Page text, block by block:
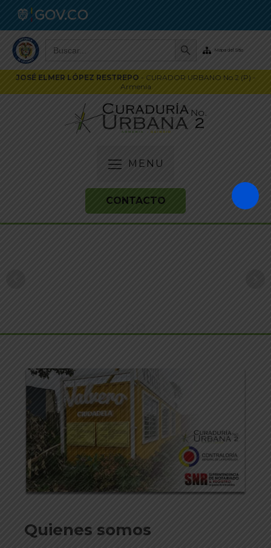
Mapa del Sitio
JOSÉ ELMER LÓPEZ RESTREPO - CURADOR URBANO No 2 (P) -
Armenia
MENU
CONTACTO
Quienes somos